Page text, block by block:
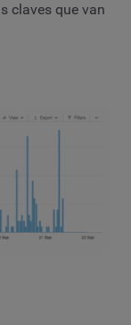
claves que van